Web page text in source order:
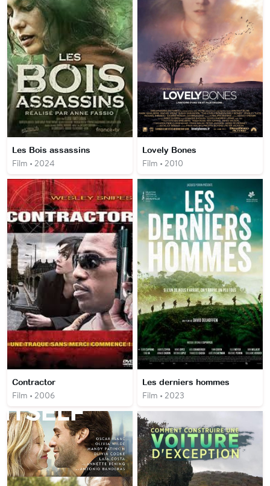
Les Bois assassins
Film • 2024
Lovely Bones
Film • 2010
Contractor
Film • 2006
Les derniers hommes
Film • 2023